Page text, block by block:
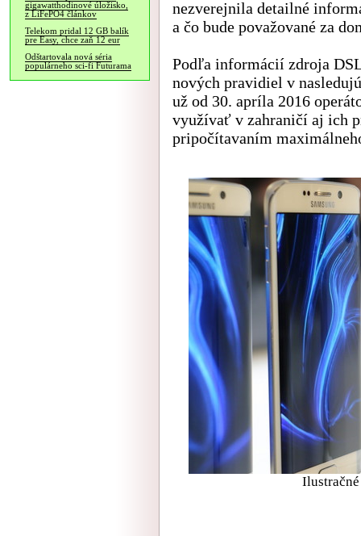
gigawatthodinové úložisko,
z LiFePO4 článkov
Telekom pridal 12 GB balík
pre Easy, chce zaň 12 eur
Odštartovala nová séria
populárneho sci-fi Futurama
nezverejnila detailné
a čo bude považované za
Podľa informácií zdroja
nových pravidiel v
už od 30. apríla 2016
využívať v zahraničí aj ich
pripočítavaním